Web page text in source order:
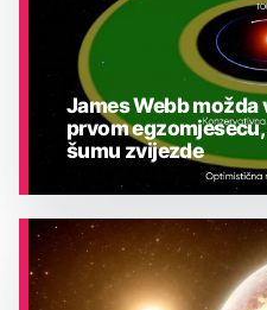
ASTRONOMIJA
James Webb možda
prvom
šumu zvijezde